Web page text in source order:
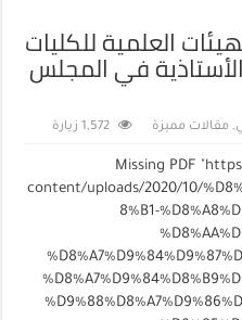
العلمية للكليات
في المجلس
, مقالات مميزة 1,572 زيارة
Missing PDF
content/uploads/2020/10/
8%B1-